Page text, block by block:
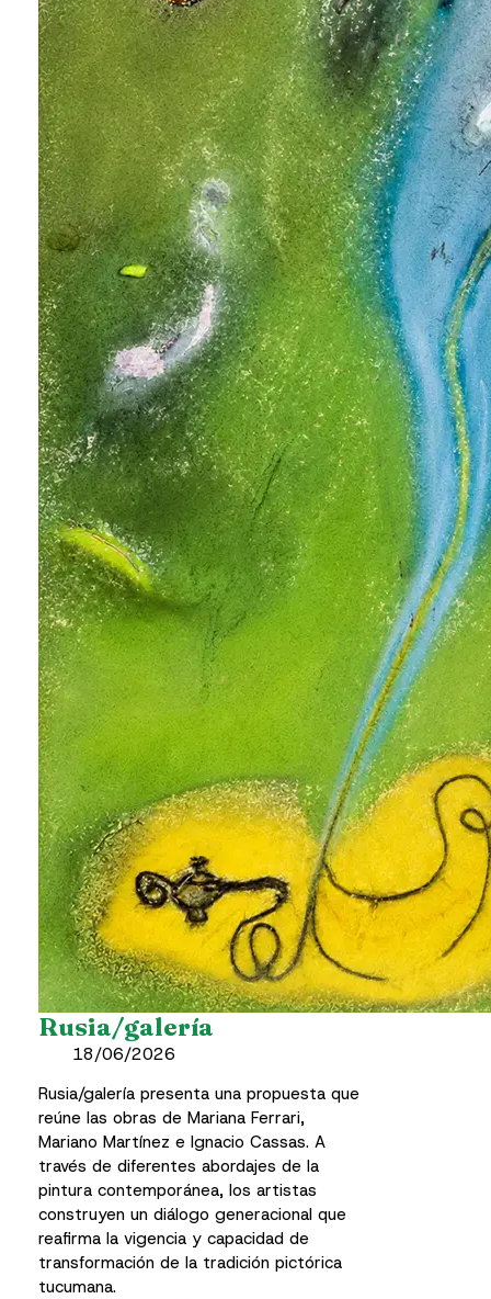
Rusia/galería
18/06/2026
Rusia/galería presenta una propuesta que
reúne las obras de Mariana Ferrari,
Mariano Martínez e Ignacio Cassas. A
través de diferentes abordajes de la
pintura contemporánea, los artistas
construyen un diálogo generacional que
reafirma la vigencia y capacidad de
transformación de la tradición pictórica
tucumana.